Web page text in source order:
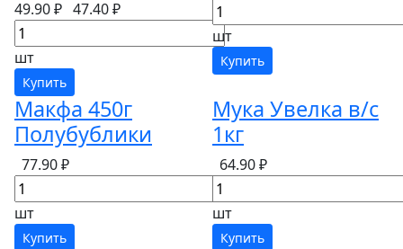
49.90 ₽ 47.40 ₽
шт
Купить
шт
Купить
Макфа 450г
Полубублики
77.90 ₽
шт
Купить
Мука Увелка в/с
1кг
64.90 ₽
шт
Купить